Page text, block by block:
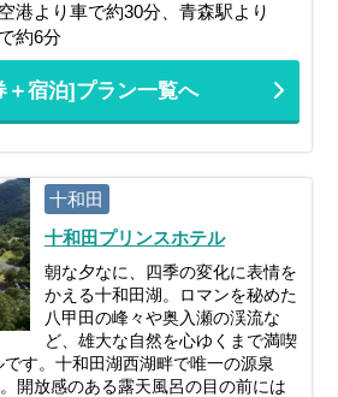
港より車で約30分、青森駅より
約6分
＋宿泊]プラン一覧へ
十和田
十和田プリンスホテル
朝な夕なに、四季の変化に表情を
かえる十和田湖。ロマンを秘めた
八甲田の峰々や奥入瀬の渓流な
ど、雄大な自然を心ゆくまで満喫
す。十和田湖西湖畔で唯一の源泉
開放感のある露天風呂の目の前には